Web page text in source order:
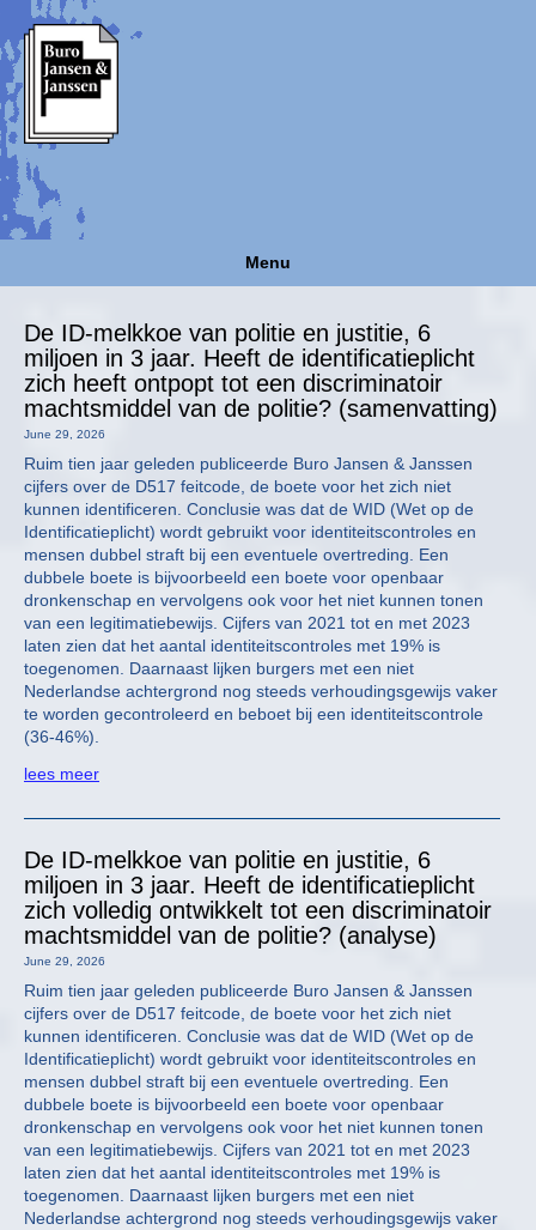
Menu
De ID-melkkoe van politie en justitie, 6
miljoen in 3 jaar. Heeft de identificatieplicht
zich heeft ontpopt tot een discriminatoir
machtsmiddel van de politie? (samenvatting)
June 29, 2026
Ruim tien jaar geleden publiceerde Buro Jansen & Janssen
cijfers over de D517 feitcode, de boete voor het zich niet
kunnen identificeren. Conclusie was dat de WID (Wet op de
Identificatieplicht) wordt gebruikt voor identiteitscontroles en
mensen dubbel straft bij een eventuele overtreding. Een
dubbele boete is bijvoorbeeld een boete voor openbaar
dronkenschap en vervolgens ook voor het niet kunnen tonen
van een legitimatiebewijs. Cijfers van 2021 tot en met 2023
laten zien dat het aantal identiteitscontroles met 19% is
toegenomen. Daarnaast lijken burgers met een niet
Nederlandse achtergrond nog steeds verhoudingsgewijs vaker
te worden gecontroleerd en beboet bij een identiteitscontrole
(36-46%).
lees meer
De ID-melkkoe van politie en justitie, 6
miljoen in 3 jaar. Heeft de identificatieplicht
zich volledig ontwikkelt tot een discriminatoir
machtsmiddel van de politie? (analyse)
June 29, 2026
Ruim tien jaar geleden publiceerde Buro Jansen & Janssen
cijfers over de D517 feitcode, de boete voor het zich niet
kunnen identificeren. Conclusie was dat de WID (Wet op de
Identificatieplicht) wordt gebruikt voor identiteitscontroles en
mensen dubbel straft bij een eventuele overtreding. Een
dubbele boete is bijvoorbeeld een boete voor openbaar
dronkenschap en vervolgens ook voor het niet kunnen tonen
van een legitimatiebewijs. Cijfers van 2021 tot en met 2023
laten zien dat het aantal identiteitscontroles met 19% is
toegenomen. Daarnaast lijken burgers met een niet
Nederlandse achtergrond nog steeds verhoudingsgewijs vaker